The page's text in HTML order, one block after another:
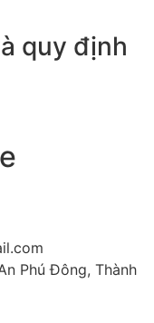
quy định
Phú Đông, Thành